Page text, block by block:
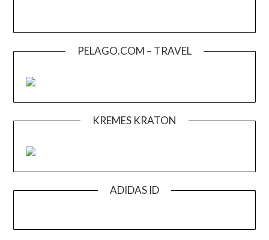
PELAGO.COM – TRAVEL
KREMES KRATON
ADIDAS ID